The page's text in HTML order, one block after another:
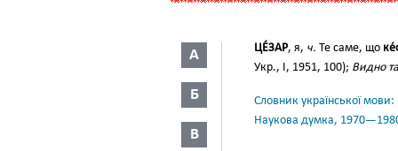
А
Б
В
ЦЕ́ЗАР, я, ч. Те саме, що
Укр., І, 1951, 100); Видно
Словник української
Наукова думка,